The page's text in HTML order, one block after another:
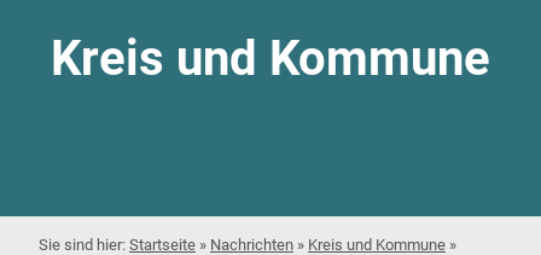
Kreis und Kommune
Startseite » Nachrichten » Kreis und Kommune »